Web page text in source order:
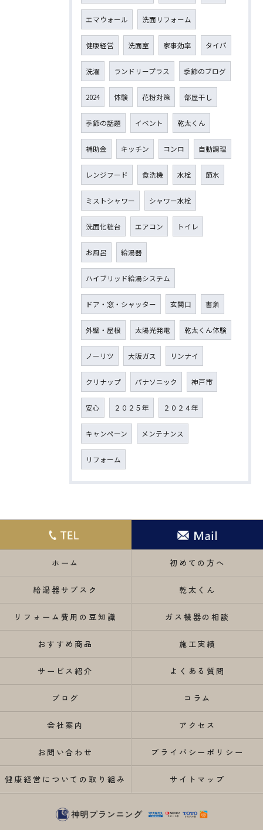
エマウォール 洗面リフォーム
健康経営 洗面室 家事効率 タイパ
洗濯 ランドリープラス 季節のブログ
2024 体験 花粉対策 部屋干し
季節の話題 イベント 乾太くん
補助金 キッチン コンロ 自動調理
レンジフード 食洗機 水栓 節水
ミストシャワー シャワー水栓
洗面化粧台 エアコン トイレ
お風呂 給湯器
ハイブリッド給湯システム
ドア・窓・シャッター 玄関口 書斎
外壁・屋根 太陽光発電 乾太くん体験
ノーリツ 大阪ガス リンナイ
クリナップ パナソニック 神戸市
安心 ２０２５年 ２０２４年
キャンペーン メンテナンス
リフォーム
ホーム 初めての方へ
給湯器サブスク 乾太くん
リフォーム費用の豆知識 ガス機器の相談
おすすめ商品 施工実績
サービス紹介 よくある質問
ブログ コラム
会社案内 アクセス
お問い合わせ プライバシーポリシー
健康経営についての取り組み サイトマップ